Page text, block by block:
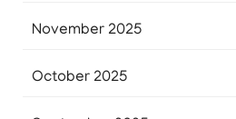
November 2025
October 2025